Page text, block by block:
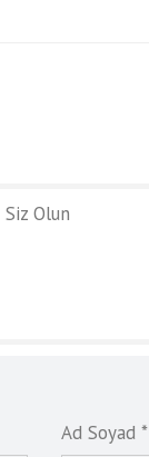
Siz Olun
Ad Soyad *